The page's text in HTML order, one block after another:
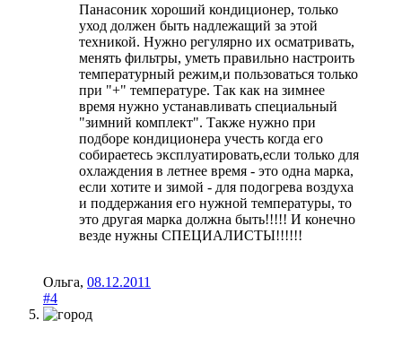
Панасоник хороший кондиционер, только
уход должен быть надлежащий за этой
техникой. Нужно регулярно их осматривать,
менять фильтры, уметь правильно настроить
температурный режим,и пользоваться только
при "+" температуре. Так как на зимнее
время нужно устанавливать специальный
"зимний комплект". Также нужно при
подборе кондиционера учесть когда его
собираетесь эксплуатировать,если только для
охлаждения в летнее время - это одна марка,
если хотите и зимой - для подогрева воздуха
и поддержания его нужной температуры, то
это другая марка должна быть!!!!! И конечно
везде нужны СПЕЦИАЛИСТЫ!!!!!!
Ольга, 08.12.2011
#4